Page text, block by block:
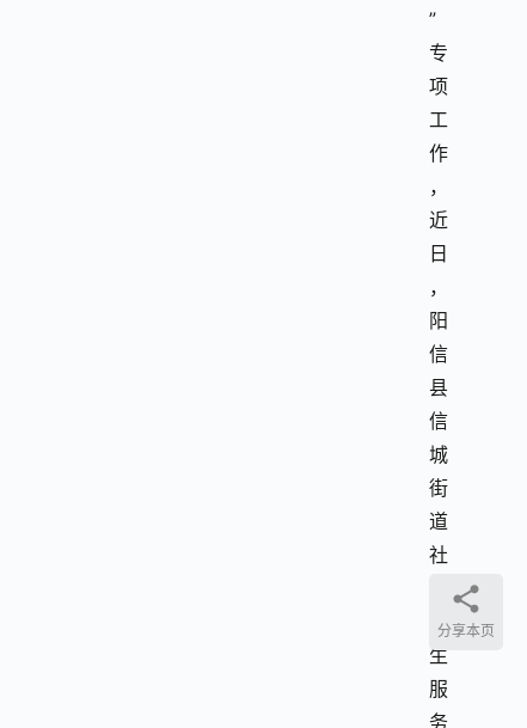
”
专
项
工
作
，
近
日
，
阳
信
县
信
城
街
道
社
卫
生
服
务
分享本页